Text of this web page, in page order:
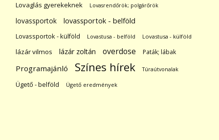
Lovaglás gyerekeknek Lovasrendőrök; polgárőrök
lovassportok lovassportok - belföld
Lovassportok - külföld Lovastusa - belföld Lovastusa - külföld
lázár vilmos lázár zoltán overdose Paták; lábak
Programajánló Színes hírek Túraútvonalak
Ügető - belföld Ügető eredmények